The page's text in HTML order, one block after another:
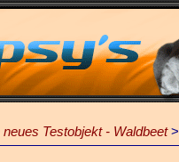
neues Testobjekt - Waldbeet>